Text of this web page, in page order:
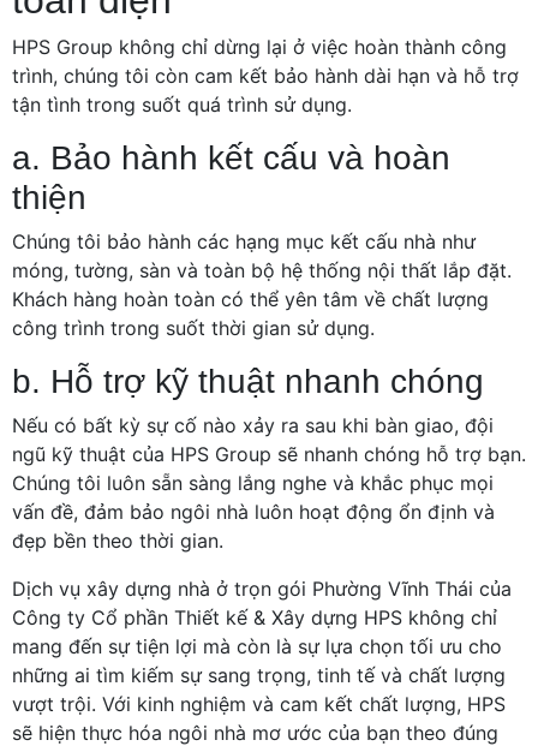
HPS Group không chỉ dừng lại ở việc hoàn thành công
trình, chúng tôi còn cam kết bảo hành dài hạn và hỗ trợ
tận tình trong suốt quá trình sử dụng.
a. Bảo hành kết cấu và hoàn
thiện
Chúng tôi bảo hành các hạng mục kết cấu nhà như
móng, tường, sàn và toàn bộ hệ thống nội thất lắp đặt.
Khách hàng hoàn toàn có thể yên tâm về chất lượng
công trình trong suốt thời gian sử dụng.
b. Hỗ trợ kỹ thuật nhanh chóng
Nếu có bất kỳ sự cố nào xảy ra sau khi bàn giao, đội
ngũ kỹ thuật của HPS Group sẽ nhanh chóng hỗ trợ bạn.
Chúng tôi luôn sẵn sàng lắng nghe và khắc phục mọi
vấn đề, đảm bảo ngôi nhà luôn hoạt động ổn định và
đẹp bền theo thời gian.
Dịch vụ xây dựng nhà ở trọn gói Phường Vĩnh Thái của
Công ty Cổ phần Thiết kế & Xây dựng HPS không chỉ
mang đến sự tiện lợi mà còn là sự lựa chọn tối ưu cho
những ai tìm kiếm sự sang trọng, tinh tế và chất lượng
vượt trội. Với kinh nghiệm và cam kết chất lượng, HPS
sẽ hiện thực hóa ngôi nhà mơ ước của bạn theo đúng